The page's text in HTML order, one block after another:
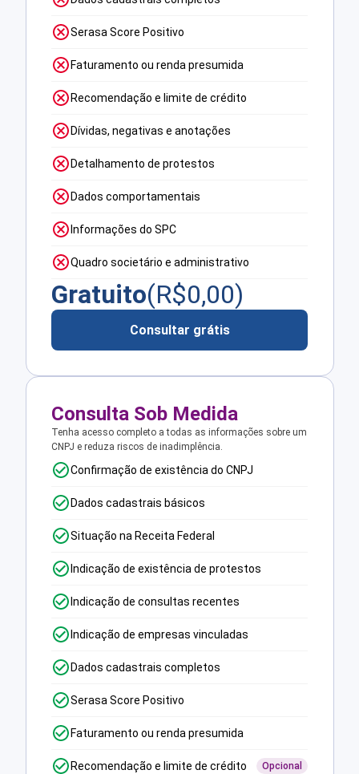
Serasa Score Positivo
Faturamento ou renda presumida
Recomendação e limite de crédito
Dívidas, negativas e anotações
Detalhamento de protestos
Dados comportamentais
Informações do SPC
Quadro societário e administrativo
Gratuito(R$0,00)
Consultar grátis
Consulta Sob Medida
Tenha acesso completo a todas as informações sobre um
CNPJ e reduza riscos de inadimplência.
Confirmação de existência do CNPJ
Dados cadastrais básicos
Situação na Receita Federal
Indicação de existência de protestos
Indicação de consultas recentes
Indicação de empresas vinculadas
Dados cadastrais completos
Serasa Score Positivo
Faturamento ou renda presumida
Recomendação e limite de crédito Opcional